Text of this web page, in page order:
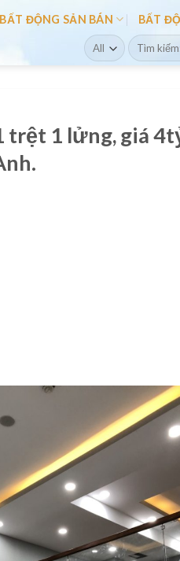
BẤT ĐỘNG SẢN BÁN BẤT
Search
for:
trệt 1 lửng, giá